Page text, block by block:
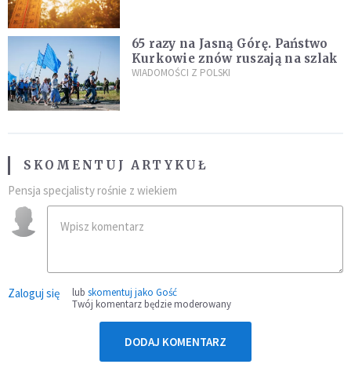
65 razy na Jasną Górę. Państwo
Kurkowie znów ruszają na szlak
WIADOMOŚCI Z POLSKI
SKOMENTUJ ARTYKUŁ
Pensja specjalisty rośnie z wiekiem
Zaloguj się lub skomentuj jako Gość
Twój komentarz będzie moderowany
DODAJ KOMENTARZ